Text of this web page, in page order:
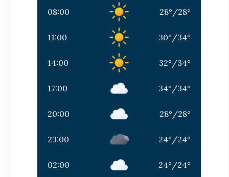
08:00 28° /28°
11:00 30° /34°
14:00 32° /34°
17:00 34° /34°
20:00 28° /28°
23:00 24° /24°
02:00 24° /24°